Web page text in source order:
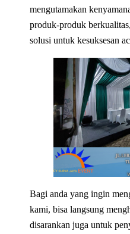
mengutamakan
produk-produk
solusi untuk kesuksesan
Bagi anda yang ingin
kami, bisa langsung
disarankan juga untuk